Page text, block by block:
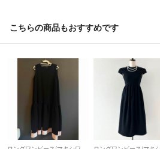
土日祝を除き、10時 ~ 17時 を営業時間と
【商品について】
・取扱い商品はすべて1点ものであるため
場合にはキャンセルのご案内をいたします
・出品物、付属品は特筆のない限り画像
ー等の撮影小物は除く）。
・パンツの裾上げ、袖や着丈の詰めの有
こちらの商品もおすすめです